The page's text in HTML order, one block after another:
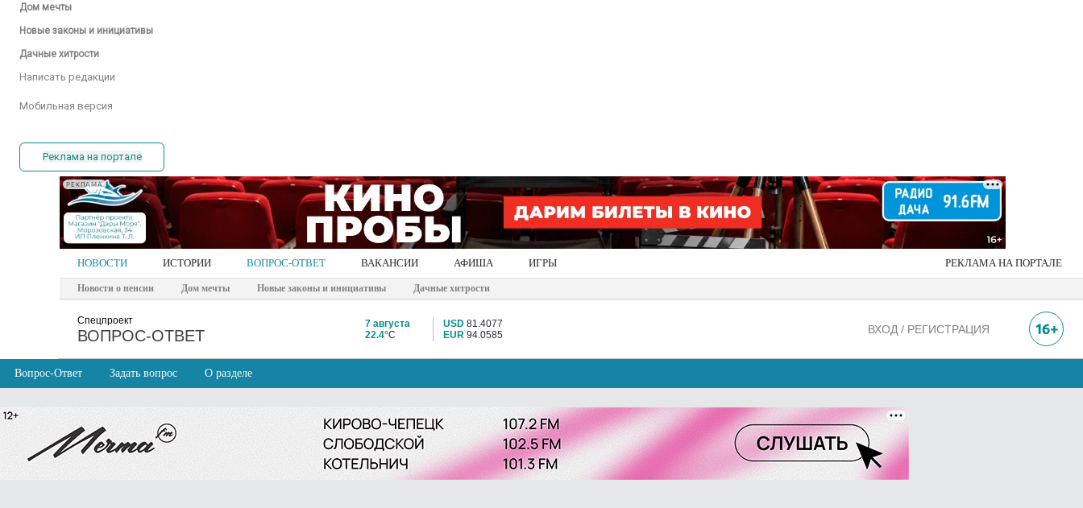
Дом мечты
Новые законы и инициативы
Дачные хитрости
Написать редакции
Мобильная версия
Реклама на портале
РЕКЛАМА
НОВОСТИ ИСТОРИИ ВОПРОС-ОТВЕТ ВАКАНСИИ АФИША ИГРЫ РЕКЛАМА НА ПОРТАЛЕ
Новости о пенсии Дом мечты Новые законы и инициативы Дачные хитрости
Спецпроект
ВОПРОС-ОТВЕТ
7 августа
22.4°C
USD 81.4077
EUR 94.0585 ВХОД / РЕГИСТРАЦИЯ
Вопрос-Ответ Задать вопрос О разделе